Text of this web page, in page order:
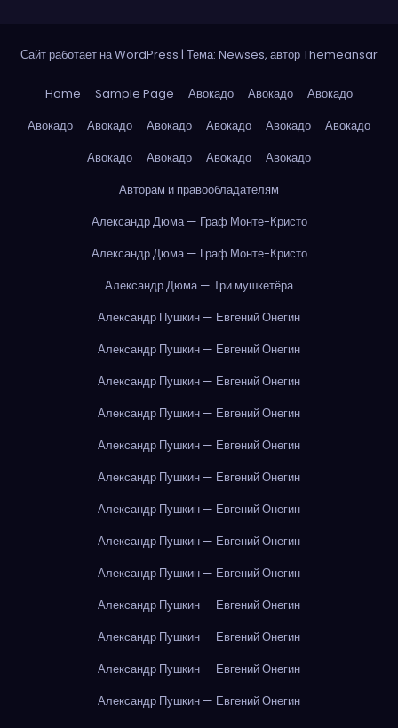
Сайт работает на WordPress | Тема: Newses, авторThemeansar
Home Sample Page Авокадо Авокадо
Авокадо
Авокадо
Авокадо Авокадо Авокадо Авокадо
Авокадо
Авокадо
Авокадо Авокадо
Авокадо
Авторам и правообладателям
Александр Дюма — Граф Монте-Кристо
Александр Дюма — Граф Монте-Кристо
Александр Дюма — Три мушкетёра
Александр Пушкин — Евгений Онегин
Александр Пушкин — Евгений Онегин
Александр Пушкин — Евгений Онегин
Александр Пушкин — Евгений Онегин
Александр Пушкин — Евгений Онегин
Александр Пушкин — Евгений Онегин
Александр Пушкин — Евгений Онегин
Александр Пушкин — Евгений Онегин
Александр Пушкин — Евгений Онегин
Александр Пушкин — Евгений Онегин
Александр Пушкин — Евгений Онегин
Александр Пушкин — Евгений Онегин
Александр Пушкин — Евгений Онегин